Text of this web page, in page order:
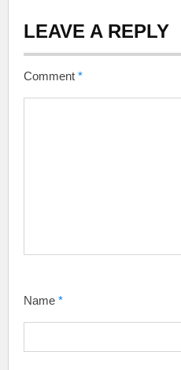
LEAVE A REPLY
Comment *
Name *